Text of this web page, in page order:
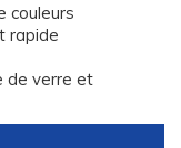
couleurs
rapide
de verre et